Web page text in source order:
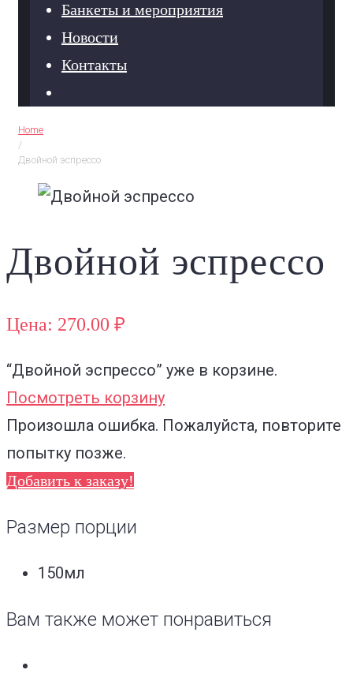
Банкеты и мероприятия
Новости
Контакты
Home
/
Двойной эспрессо
Двойной эспрессо
Цена: 270.00 ₽
“Двойной эспрессо” уже в корзине.
Посмотреть корзину
Произошла ошибка. Пожалуйста, повторите
попытку позже.
Добавить к заказу!
Размер порции
150мл
Вам также может понравиться